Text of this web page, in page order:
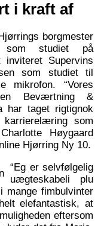
i kraft af
borgmester
som studiet på
inviteret Supervins
som studiet til
mikrofon. “Vores
Beværtning &
har taget rigtignok
som
Høygaard
Hjørring Ny 10.
“Eg er selvfølgelig
uægteskabeli plu
mange fimbulvinter
elefantastisk, at
eftersom